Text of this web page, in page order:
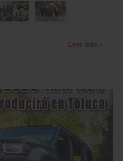
Leer más »